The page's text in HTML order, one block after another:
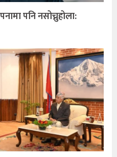
पनि नसोच्नुहोला: